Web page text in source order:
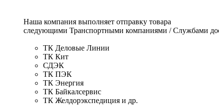
Наша компания выполняет отправку товара
следующими Транспортными компаниями / Службами
ТК Деловые Линии
ТК Кит
СДЭК
ТК ПЭК
ТК Энергия
ТК Байкалсервис
ТК Желдорэкспедиция и др.